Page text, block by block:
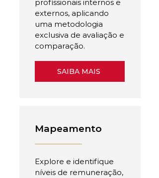
profissionais internos e
externos, aplicando
uma metodologia
exclusiva de avaliação e
comparação.
SAIBA MAIS
Mapeamento
Explore e identifique
níveis de remuneração,